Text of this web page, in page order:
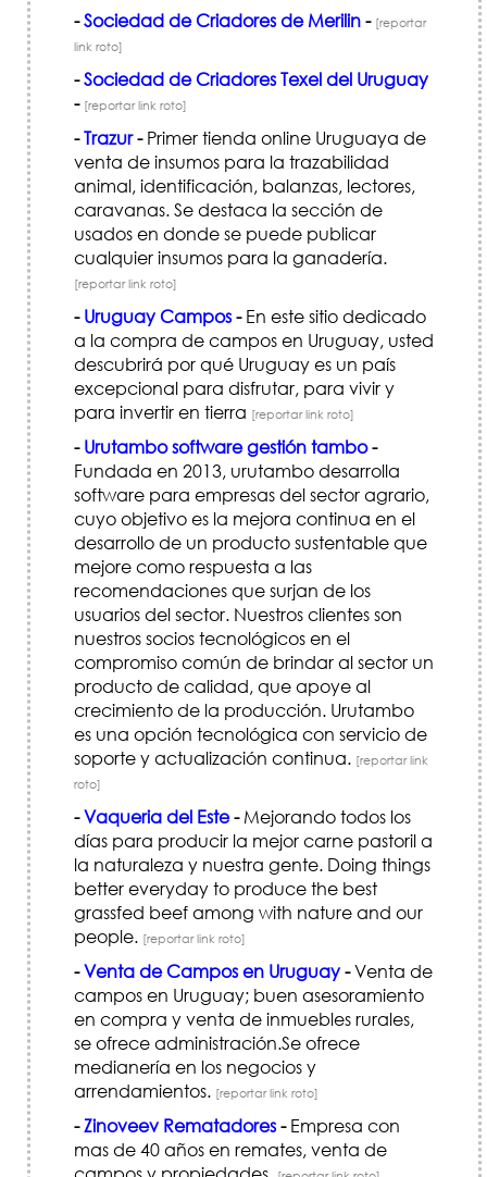
-Sociedad de Criadores de Merilin- [reportar
link roto]
-Sociedad de Criadores Texel del Uruguay
- [reportar link roto]
-Trazur-Primer tienda online Uruguaya de
venta de insumos para la trazabilidad
animal, identificación, balanzas, lectores,
caravanas. Se destaca la sección de
usados en donde se puede publicar
cualquier insumos para la ganadería.
[reportar link roto]
- Uruguay Campos-En este sitio dedicado
a la compra de campos en Uruguay, usted
descubrirá por qué Uruguay es un país
excepcional para disfrutar, para vivir y
para invertir en tierra [reportar link roto]
- Urutambo software gestión tambo-
Fundada en 2013, urutambo desarrolla
software para empresas del sector agrario,
cuyo objetivo es la mejora continua en el
desarrollo de un producto sustentable que
mejore como respuesta a las
recomendaciones que surjan de los
usuarios del sector. Nuestros clientes son
nuestros socios tecnológicos en el
compromiso común de brindar al sector un
producto de calidad, que apoye al
crecimiento de la producción. Urutambo
es una opción tecnológica con servicio de
soporte y actualización continua. [reportar link
roto]
-Vaqueria del Este-Mejorando todos los
días para producir la mejor carne pastoril a
la naturaleza y nuestra gente. Doing things
better everyday to produce the best
grassfed beef among with nature and our
people. [reportar link roto]
-Venta de Campos en Uruguay-Venta de
campos en Uruguay; buen asesoramiento
en compra y venta de inmuebles rurales,
se ofrece administración.Se ofrece
medianería en los negocios y
arrendamientos. [reportar link roto]
-Zinoveev Rematadores-Empresa con
mas de 40 años en remates, venta de